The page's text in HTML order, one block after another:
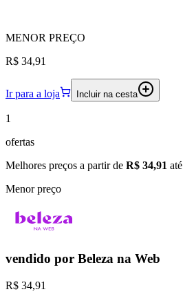
MENOR PREÇO
R$ 34,91
Ir para a loja Incluir na cesta
1
ofertas
Melhores preços a partir de R$ 34,91 até
Menor preço
vendido por Beleza na Web
R$ 34,91